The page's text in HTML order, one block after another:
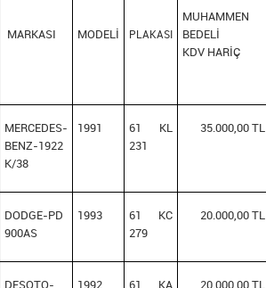
MARKASI MODELİ PLAKASI
MUHAMMEN
BEDELİ
KDV HARİÇ
MERCEDES-
BENZ-1922
K/38
1991
61 KL
231
35.000,00 TL
DODGE-PD
900AS
1993
61 KC
279
20.000,00 TL
DESOTO-
1992
61 KA
20.000,00 TL